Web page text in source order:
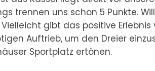
trennen uns schon 5 Punkte.
gibt das positive
Auftrieb, um den Dreier
Sportplatz ertönen.